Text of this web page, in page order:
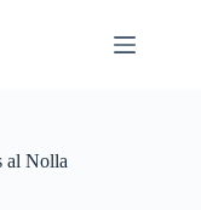
al Nolla